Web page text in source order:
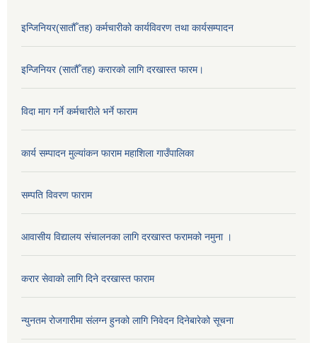
इन्जिनियर(सातौँ तह) कर्मचारीको कार्यविवरण तथा कार्यसम्पादन
इन्जिनियर (सातौँ तह) करारको लागि दरखास्त फारम।
विदा माग गर्ने कर्मचारीले भर्ने फाराम
कार्य सम्पादन मुल्यांकन फाराम महाशिला गाउँपालिका
सम्पति विवरण फाराम
आवासीय विद्यालय संचालनका लागि दरखास्त फरामको नमुना ।
करार सेवाको लागि दिने दरखास्त फाराम
न्युनतम रोजगारीमा संलग्न हुनको लागि निवेदन दिनेबारेको सूचना